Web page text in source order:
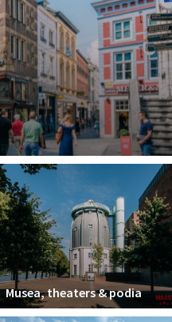
Musea, theaters & podia